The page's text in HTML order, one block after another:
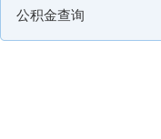
公积金查询